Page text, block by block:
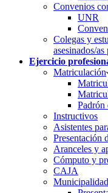
Convenios
UNR
Colegas y
asesinados/
Ejercicio
Matriculación
Padrón
Instructivos
Asistentes
Presentación
Aranceles y
Cómputo y
CAJA
Municipalidad